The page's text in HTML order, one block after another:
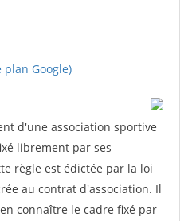
plan Google)
d'une association sportive
librement par ses
règle est édictée par la loi
au contrat d'association. Il
connaître le cadre fixé par